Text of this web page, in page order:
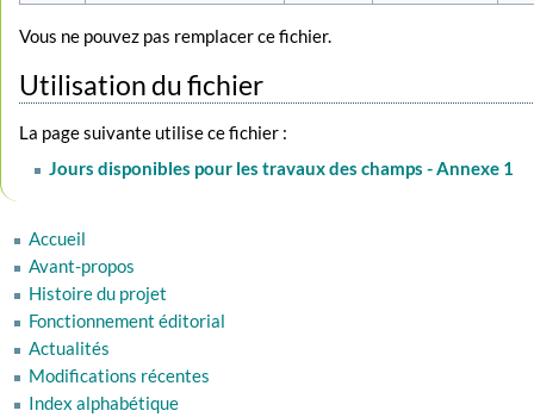
Vous ne pouvez pas remplacer ce fichier.
Utilisation du fichier
La page suivante utilise ce fichier :
Jours disponibles pour les travaux des champs - Annexe 1
Accueil
Avant-propos
Histoire du projet
Fonctionnement éditorial
Actualités
Modifications récentes
Index alphabétique